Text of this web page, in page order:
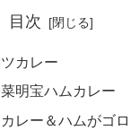
目次
カレー
明宝ハムカレー
レー＆ハムがゴ